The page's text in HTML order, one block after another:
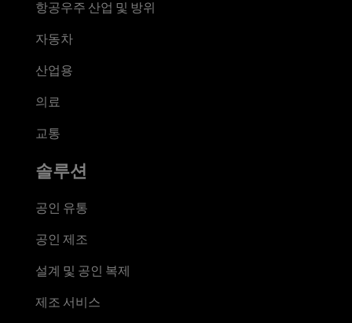
항공우주 산업 및 방위
자동차
산업용
의료
교통
솔루션
공인 유통
공인 제조
설계 및 공인 복제
제조 서비스